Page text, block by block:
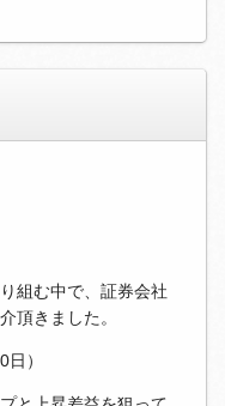
組む中で、証券会社
頂きました。
）